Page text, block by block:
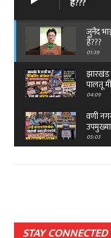
जुनैद
हैं???
01:39
झारखंड
पालतू
04:09
वणी
05:03
03:45
STAY CONNECTED